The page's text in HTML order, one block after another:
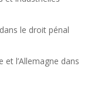
le droit pénal
et l’Allemagne dans